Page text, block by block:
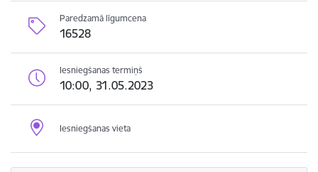
Paredzamā līgumcena
16528
Iesniegšanas termiņš
10:00, 31.05.2023
Iesniegšanas vieta